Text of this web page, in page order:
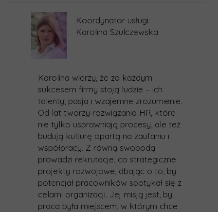
Koordynator usługi:
Karolina Szulczewska
Karolina wierzy, że za każdym
sukcesem firmy stoją ludzie – ich
talenty, pasja i wzajemne zrozumienie.
Od lat tworzy rozwiązania HR, które
nie tylko usprawniają procesy, ale też
budują kulturę opartą na zaufaniu i
współpracy. Z równą swobodą
prowadzi rekrutacje, co strategiczne
projekty rozwojowe, dbając o to, by
potencjał pracowników spotykał się z
celami organizacji. Jej misją jest, by
praca była miejscem, w którym chce